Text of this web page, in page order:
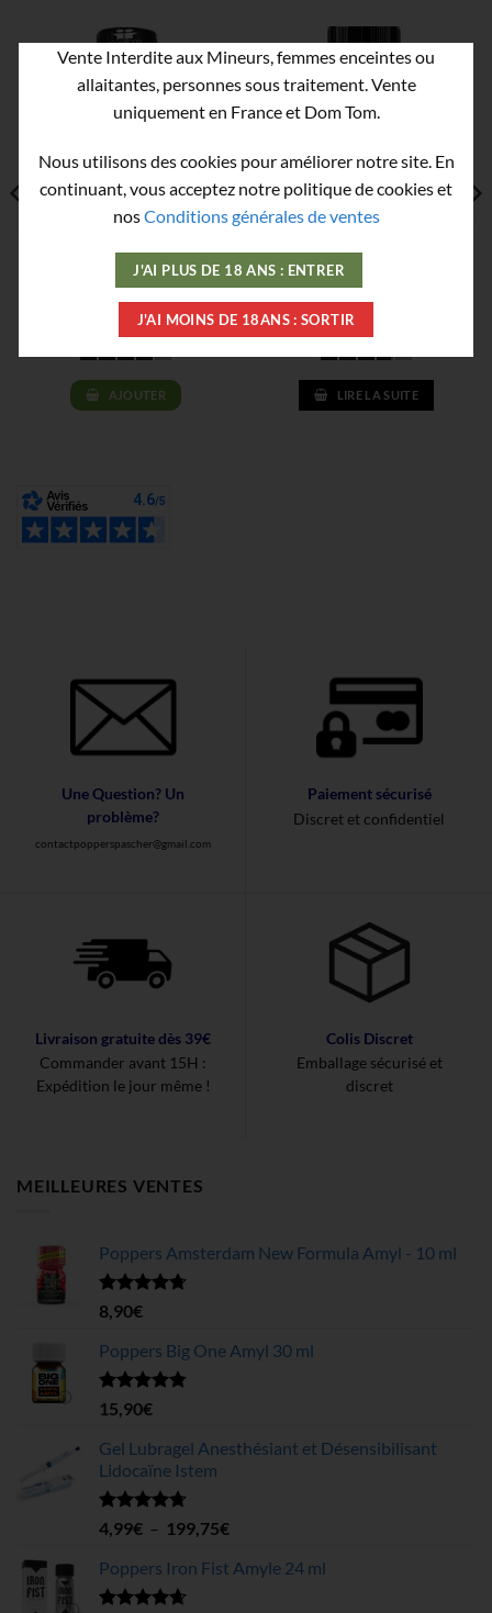
Poppers Jungle Juice Plus
Original 24 ml
10,90€
AJOUTER
Poppers Amsterdam XXX
Pride Rainbow – Propyle
24ml
9,90
LIRE LA SUITE
Une Question? Un
problème?
contactpopperspascher@gmail.com
Paiement sécurisé
Discret et confidentiel
Livraison gratuite dès 39€
Commander avant 15H :
Expédition le jour même !
Colis Discret
Emballage sécurisé et
discret
MEILLEURES VENTES
Poppers Amsterdam New Formula Amyl - 10 ml
Note4.68
sur 5
8,90€
Poppers Big One Amyl 30 ml
Note4.78
sur 5
15,90€
Gel Lubragel Anesthésiant et Désensibilisant
Lidocaïne Istem
Note4.70
sur 5
4,99€ – 199,75€Plage
prix :
Poppers Iron Fist Amyle 24 ml
Vente Interdite aux Mineurs, femmes enceintes ou
allaitantes, personnes sous traitement. Vente
uniquement en France et Dom Tom.
Nous utilisons des cookies pour améliorer notre site. En
continuant, vous acceptez notre politique de cookies et
nosConditions générales de ventes
J'AI PLUS DE 18 ANS : ENTRER
J'AI MOINS DE 18ANS : SORTIR